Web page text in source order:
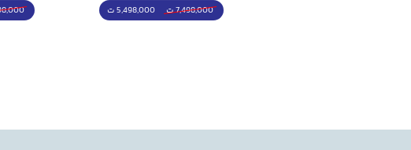
7,498,000 ت 5,498,000 ت